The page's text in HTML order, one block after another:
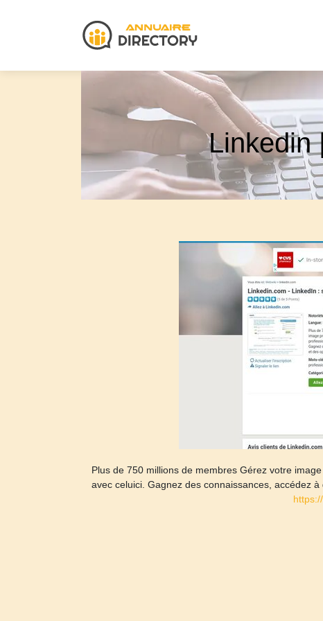
Linkedin
Plus de 750 millions de membres Gérez votre
avec celuici. Gagnez des connaissances, accédez